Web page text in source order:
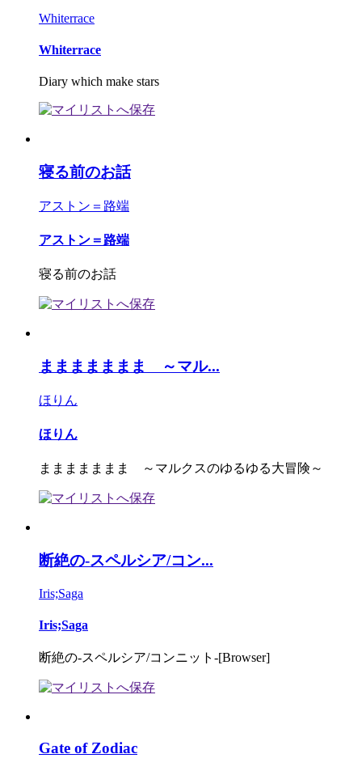
Whiterrace
Whiterrace
Diary which make stars
寝る前のお話
アストン＝路端
アストン＝路端
寝る前のお話
ままままままま ～マル...
ほりん
ほりん
ままままままま ～マルクスのゆるゆる大冒険～
断絶の-スペルシア/コン...
Iris;Saga
Iris;Saga
断絶の-スペルシア/コンニット-[Browser]
Gate of Zodiac